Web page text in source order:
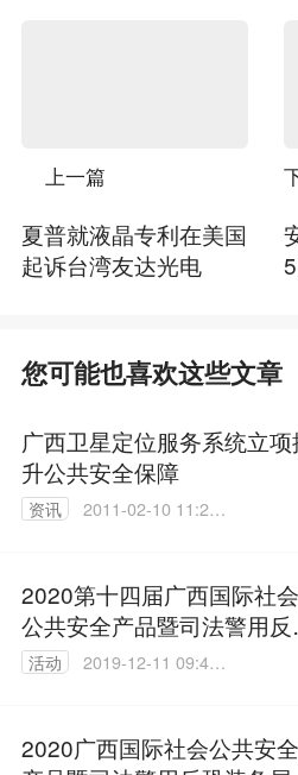
上一篇
夏普就液晶专利在美国
起诉台湾友达光电
您可能也喜欢这些文章
广西卫星定位服务系统立项
升公共安全保障
资讯
2011-02-10 11:23:
2020第十四届广西国际社会
公共安全产品暨司法警用反
装备展览会
活动
2019-12-11 09:42:
2020广西国际社会公共安全